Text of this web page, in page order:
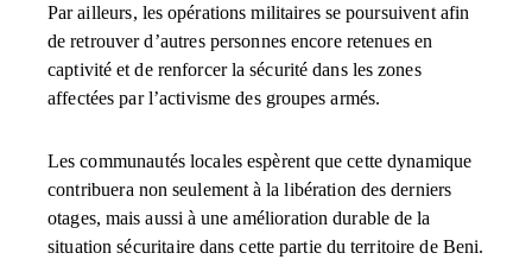
Par ailleurs, les opérations militaires se poursuivent afin
de retrouver d’autres personnes encore retenues en
captivité et de renforcer la sécurité dans les zones
affectées par l’activisme des groupes armés.
Les communautés locales espèrent que cette dynamique
contribuera non seulement à la libération des derniers
otages, mais aussi à une amélioration durable de la
situation sécuritaire dans cette partie du territoire de Beni.